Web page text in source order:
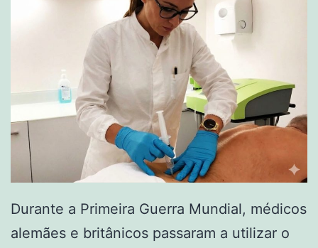
Durante a Primeira Guerra Mundial, médicos
alemães e britânicos passaram a utilizar o